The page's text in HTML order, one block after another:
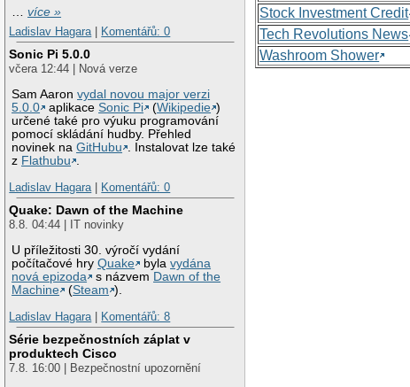
…více »
Ladislav Hagara
Komentářů: 0
Sonic Pi 5.0.0
včera 12:44 | Nová verze
Sam Aaronvydal novou major verzi
5.0.0
aplikaceSonic Pi (Wikipedie )
určené také pro výuku programování
pomocí skládání hudby. Přehled
novinek naGitHubu . Instalovat lze také
z Flathubu .
Ladislav Hagara
Komentářů: 0
Quake: Dawn of the Machine
8.8. 04:44 | IT novinky
U příležitosti 30. výročí vydání
počítačové hryQuake bylavydána
nová epizoda
s názvem Dawn of the
Machine
(Steam ).
Ladislav Hagara
Komentářů: 8
Série bezpečnostních záplat v
produktech Cisco
7.8. 16:00 | Bezpečnostní upozornění
Stock Investment Credit
Tech Revolutions News
Washroom Shower